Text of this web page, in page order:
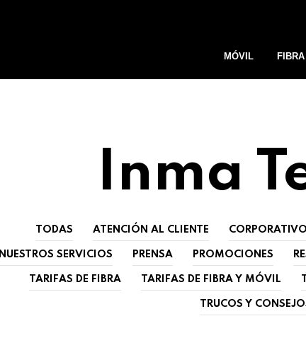
MÓVIL FIBRA
Inma
TODAS ATENCIÓN AL CLIENTE CORPORATIVO
NUESTROS SERVICIOS PRENSA PROMOCIONES
TARIFAS DE FIBRA TARIFAS DE FIBRA Y MÓVIL
TRUCOS Y